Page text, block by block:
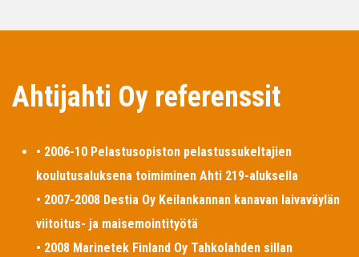
Ahtijahti Oy referenssit
• 2006-10 Pelastusopiston pelastussukeltajien
koulutusaluksena toimiminen Ahti 219-aluksella
• 2007-2008 Destia Oy Keilankannan kanavan laivaväylän
viitoitus- ja maisemointityötä
• 2008 Marinetek Finland Oy Tahkolahden sillan